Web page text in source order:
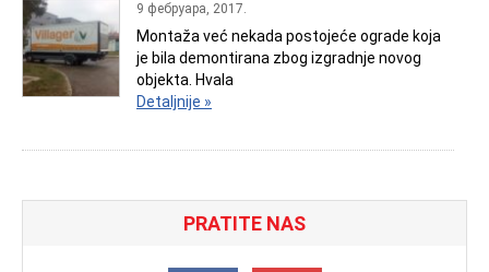
9 фебруара, 2017.
Montaža već nekada postojeće ograde koja
je bila demontirana zbog izgradnje novog
objekta. Hvala
Detaljnije »
PRATITE NAS